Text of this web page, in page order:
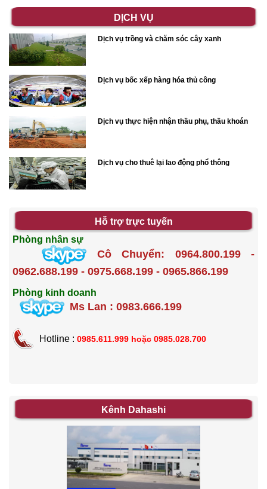
DỊCH VỤ
Dịch vụ trồng và chăm sóc cây xanh
Dịch vụ bốc xếp hàng hóa thủ công
Dịch vụ thực hiện nhận thầu phụ, thầu khoán
Dịch vụ cho thuê lại lao động phổ thông
Hỗ trợ trực tuyến
Phòng nhân sự
Cô Chuyển: 0964.800.199 -
0962.688.199 - 0975.668.199 - 0965.866.199
Phòng kinh doanh
Ms Lan : 0983.666.199
Hotline : 0985.611.999 hoặc 0985.028.700
Kênh Dahashi